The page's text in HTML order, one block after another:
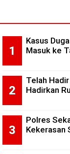
Kasus
Masuk ke
Telah
Hadirkan
Polres
Kekerasan